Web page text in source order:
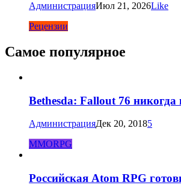
АдминистрацияИюл 21, 2026Like
Рецензии
Самое популярное
Bethesda: Fallout 76 никогда
АдминистрацияДек 20, 20185
MMORPG
Российская Atom RPG